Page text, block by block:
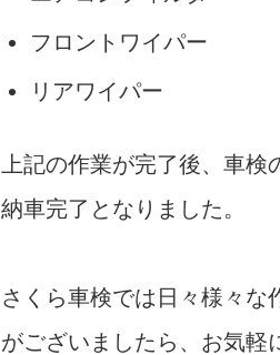
フロントワイパー
リアワイパー
上記の作業が完了後、車
納車完了となりました。
さくら車検では日々様々な
がございましたら、お気軽